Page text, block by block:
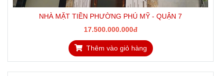
NHÀ MẶT TIỀN PHƯỜNG PHÚ MỸ - QUẬN 7
17.500.000.000đ
Thêm vào giỏ hàng